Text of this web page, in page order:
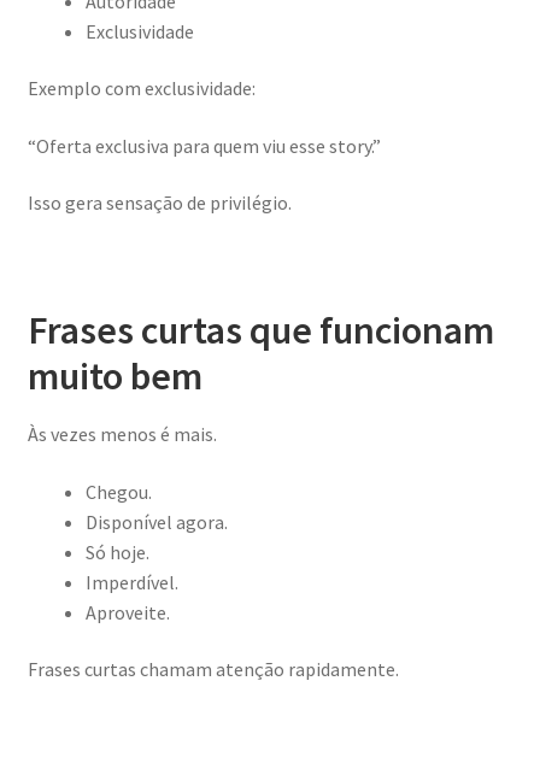
Exclusividade
Exemplo com exclusividade:
“Oferta exclusiva para quem viu esse story.”
Isso gera sensação de privilégio.
Frases curtas que funcionam
muito bem
Às vezes menos é mais.
Chegou.
Disponível agora.
Só hoje.
Imperdível.
Aproveite.
Frases curtas chamam atenção rapidamente.